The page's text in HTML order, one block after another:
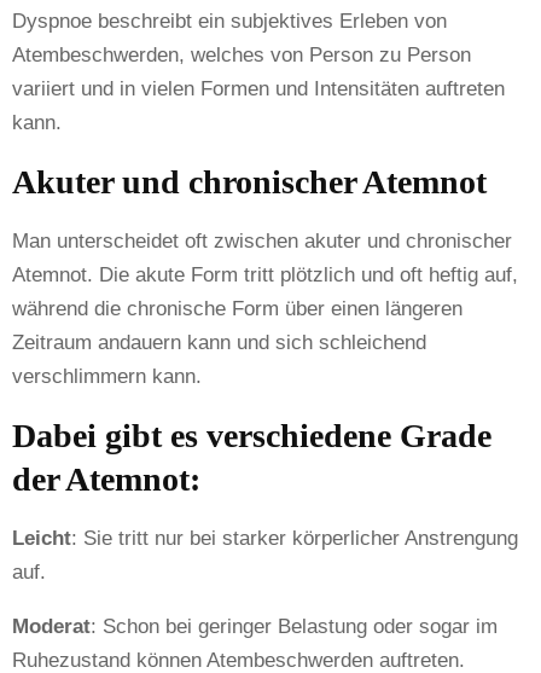
Dyspnoe beschreibt ein subjektives Erleben von
Atembeschwerden, welches von Person zu Person
variiert und in vielen Formen und Intensitäten auftreten
kann.
Akuter und chronischer Atemnot
Man unterscheidet oft zwischen akuter und chronischer
Atemnot. Die akute Form tritt plötzlich und oft heftig auf,
während die chronische Form über einen längeren
Zeitraum andauern kann und sich schleichend
verschlimmern kann.
Dabei gibt es verschiedene Grade
der Atemnot:
Leicht: Sie tritt nur bei starker körperlicher Anstrengung
auf.
Moderat: Schon bei geringer Belastung oder sogar im
Ruhezustand können Atembeschwerden auftreten.